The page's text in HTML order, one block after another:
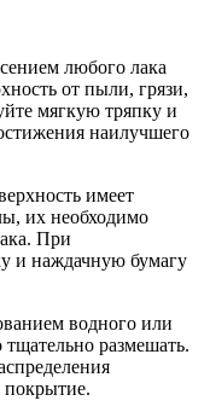
любого лака
от пыли, грязи,
мягкую тряпку и
наилучшего
имеет
их необходимо
При
и наждачную бумагу
водного или
размешать.
покрытие.